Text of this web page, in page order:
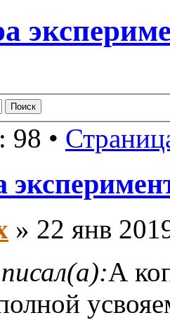
•
» 22 янв
А